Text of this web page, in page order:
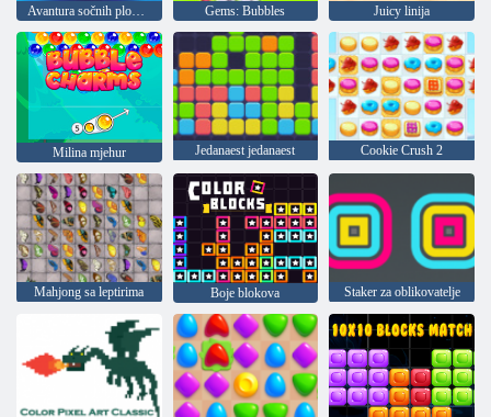
Avantura sočnih plodova Gems: Bubbles Juicy linija
Milina mjehur Jedanaest jedanaest Cookie Crush 2
Mahjong sa leptirima Boje blokova Staker za oblikovatelje